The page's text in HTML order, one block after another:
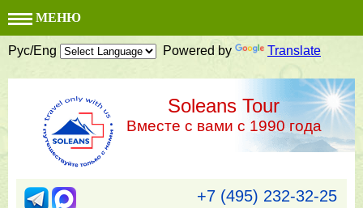
МЕНЮ
Рус/Eng Powered by Translate
Soleans Tour
Вместе с вами с 1990 года
+7 (495) 232-32-25